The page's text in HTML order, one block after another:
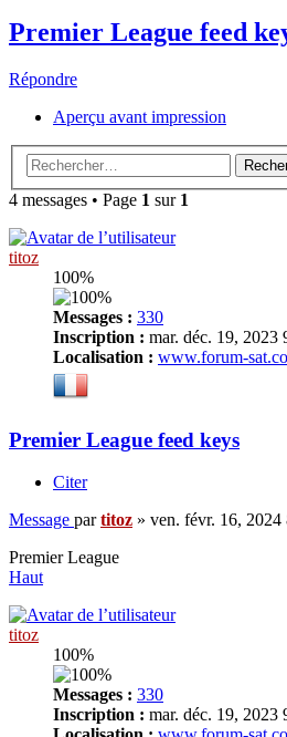
Premier League feed
Répondre
Aperçu avant impression
4 messages • Page 1 sur 1
titoz
100%
Messages : 330
Inscription : mar. déc. 19, 2023
Localisation : www.forum-
Premier League feed keys
Citer
Message partitoz » ven. févr. 16, 2024
Premier League
Haut
titoz
100%
Messages : 330
Inscription : mar. déc. 19, 2023